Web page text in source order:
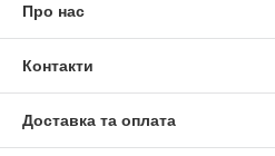
Про нас
Контакти
Доставка та оплата